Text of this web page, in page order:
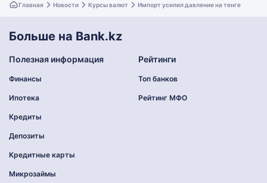
Главная Новости Курсы валют Импорт усилил давление на тенге
Больше на Bank.kz
Полезная информация
Финансы
Ипотека
Кредиты
Депозиты
Кредитные карты
Микрозаймы
Рейтинги
Топ банков
Рейтинг МФО